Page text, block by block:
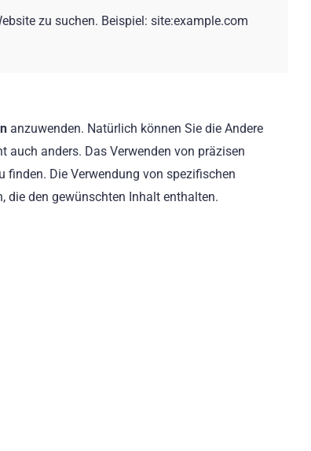
zu suchen. Beispiel: site:example.com
anzuwenden. Natürlich können Sie die Andere
anders. Das Verwenden von präzisen
finden. Die Verwendung von spezifischen
die den gewünschten Inhalt enthalten.